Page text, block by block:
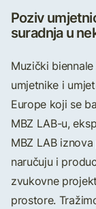
Poziv
suradnja u
Muzički
umjetnike i
Europe koji se
MBZ LAB-u,
MBZ LAB
naručuju i
zvukovne
prostore.